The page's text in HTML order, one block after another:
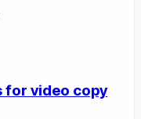
for video copy